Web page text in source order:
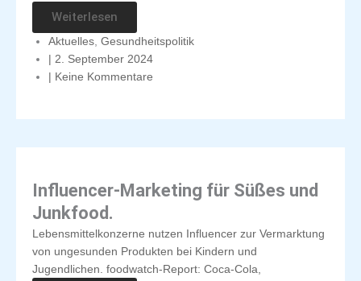
Weiterlesen
Aktuelles, Gesundheitspolitik
2. September 2024
Keine Kommentare
Influencer-Marketing für Süßes und
Junkfood.
Lebensmittelkonzerne nutzen Influencer zur Vermarktung
von ungesunden Produkten bei Kindern und
Jugendlichen. foodwatch-Report: Coca-Cola,